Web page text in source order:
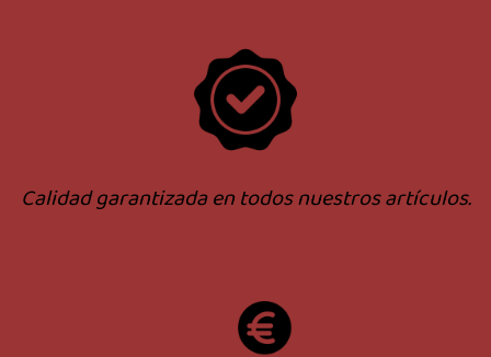
Calidad garantizada en todos nuestros artículos.